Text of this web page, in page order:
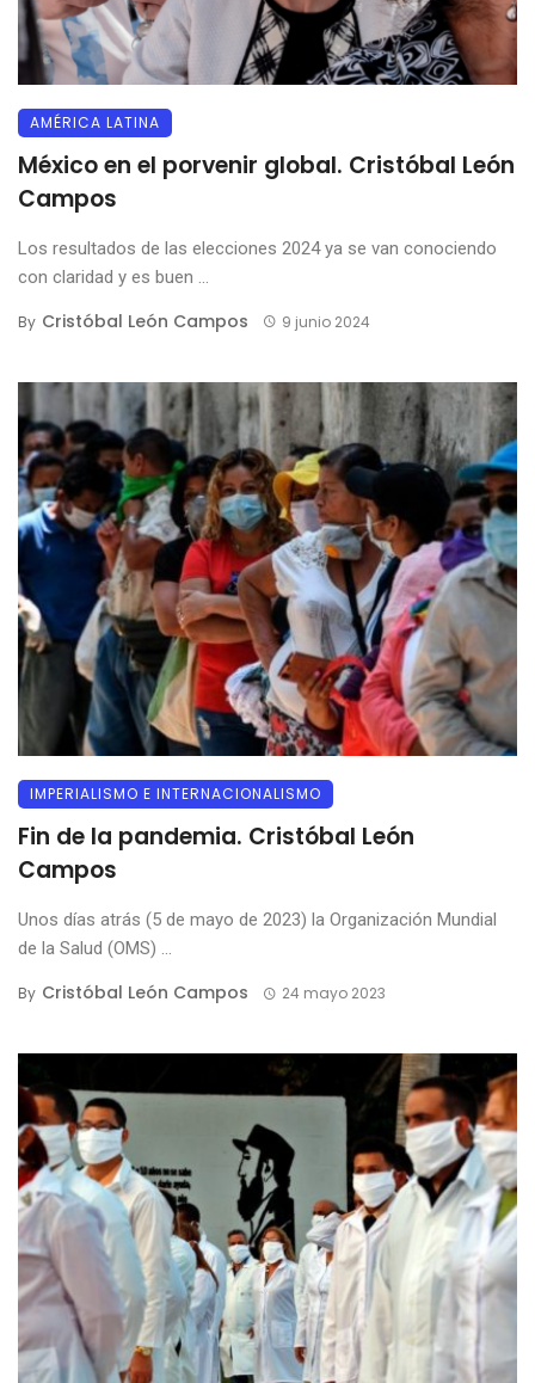
AMÉRICA LATINA
México en el porvenir global. Cristóbal León
Campos
Los resultados de las elecciones 2024 ya se van conociendo
con claridad y es buen ...
By Cristóbal León Campos 9 junio 2024
IMPERIALISMO E INTERNACIONALISMO
Fin de la pandemia. Cristóbal León
Campos
Unos días atrás (5 de mayo de 2023) la Organización Mundial
de la Salud (OMS) ...
By Cristóbal León Campos 24 mayo 2023